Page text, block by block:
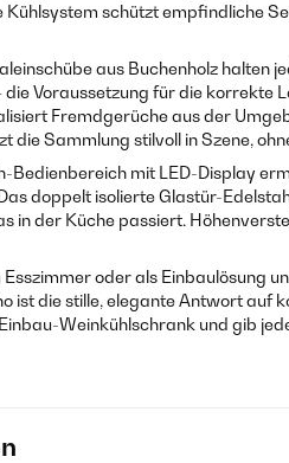
schützt empfindliche
aus Buchenholz halten
die Voraussetzung für die korrekte
Fremdgerüche aus der
die Sammlung stilvoll in Szene,
Bedienbereich mit LED-Display
doppelt isolierte Glastür-
in der Küche passiert.
oder als Einbaulösung
ist die stille, elegante Antwort auf
Weinkühlschrank und gib